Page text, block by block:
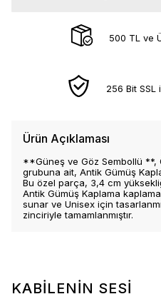
500 TL ve
256 Bit SSL
Ürün Açıklaması
**Güneş ve Göz Sembollü **,
grubuna ait, Antik Gümüş
Bu özel parça, 3,4 cm
Antik Gümüş Kaplama
sunar ve Unisex için
zinciriyle tamamlanmıştır.
KABİLENİN SESİ